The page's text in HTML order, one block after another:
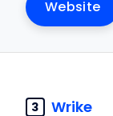
Website
3 Wrike